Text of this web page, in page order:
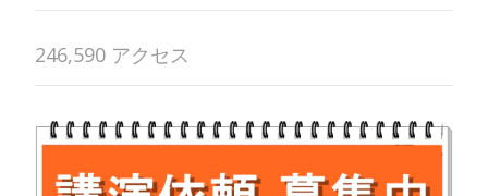
246,590 アクセス